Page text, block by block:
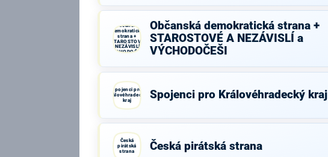
Občanská
demokratická
strana +
STAROSTOVÉ
A NEZÁVISLÍ a
VÝCHODOČEŠI
Občanská demokratická strana +
STAROSTOVÉ A NEZÁVISLÍ a
VÝCHODOČEŠI
Spojenci pro
Královéhradecký
kraj
Spojenci pro Královéhradecký kraj
Česká
pirátská
strana
Česká pirátská strana